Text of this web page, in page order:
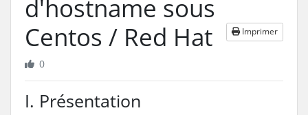
d'hostname sous
Centos / Red Hat
Imprimer
0
I. Présentation